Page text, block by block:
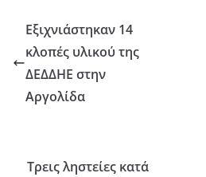
Εξιχνιάστηκαν 14
κλοπές υλικού της
ΔΕΔΔΗΕ στην
Αργολίδα
Τρεις ληστείες κατά